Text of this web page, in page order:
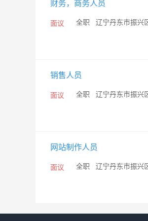
服务领域的同时为了更远的将
集成部，统一在总经理室的调
服务找九三”，充分展现了客服
统综合布线工程师及一批专业
作的商业伙伴息息相关、共生
个新经济时代去发掘潜在的巨
财务，商务人员
面议 全职 辽宁丹东市振兴
销售人员
面议 全职 辽宁丹东市振兴
网站制作人员
面议 全职 辽宁丹东市振兴